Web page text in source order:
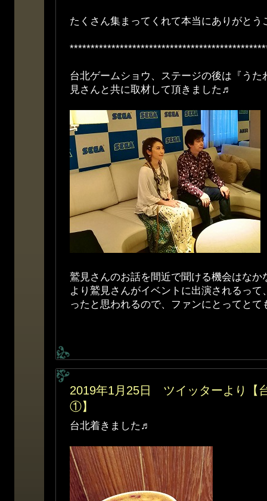
たくさん集まってくれて本当にありがとう
台北ゲームショウ、ステージの後は『うた
見さんと共に取材して頂きました♬
鷲見さんのお話を間近で聞ける機会はなか
より鷲見さんがイベントに出演されるっ
ったと思われるので、ファンにとってとて
2019年1月25日 ツイッターより【
①】
台北着きました♬